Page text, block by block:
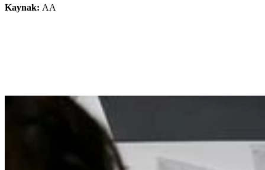
Kaynak: AA